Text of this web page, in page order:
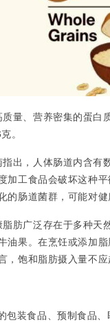
质量、营养密集的蛋白
。
指出，人体肠道内含有
加工食品会破坏这种
肠道菌群，可能对健
脂肪广泛存在于多种天
果。在烹饪或添加
饱和脂肪摄入量不应
包装食品、预制食品